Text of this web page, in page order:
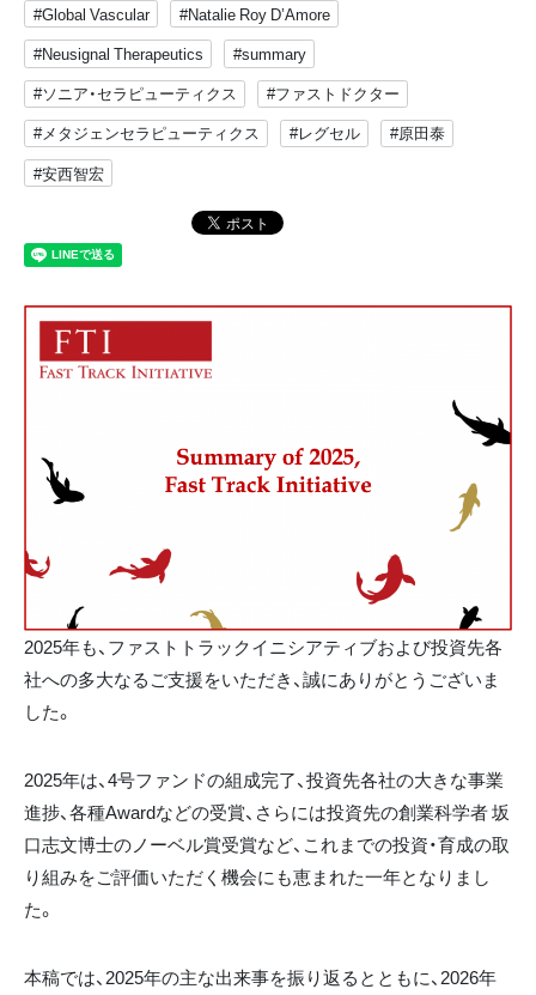
#Global Vascular
#Natalie Roy D’Amore
#Neusignal Therapeutics
#summary
#ソニア・セラピューティクス
#ファストドクター
#メタジェンセラピューティクス
#レグセル
#原田泰
#安西智宏
2025年も、ファストトラックイニシアティブおよび投資先各
社への多大なるご支援をいただき、誠にありがとうございま
した。
2025年は、4号ファンドの組成完了、投資先各社の大きな事業
進捗、各種Awardなどの受賞、さらには投資先の創業科学者 坂
口志文博士のノーベル賞受賞など、これまでの投資・育成の取
り組みをご評価いただく機会にも恵まれた一年となりまし
た。
本稿では、2025年の主な出来事を振り返るとともに、2026年